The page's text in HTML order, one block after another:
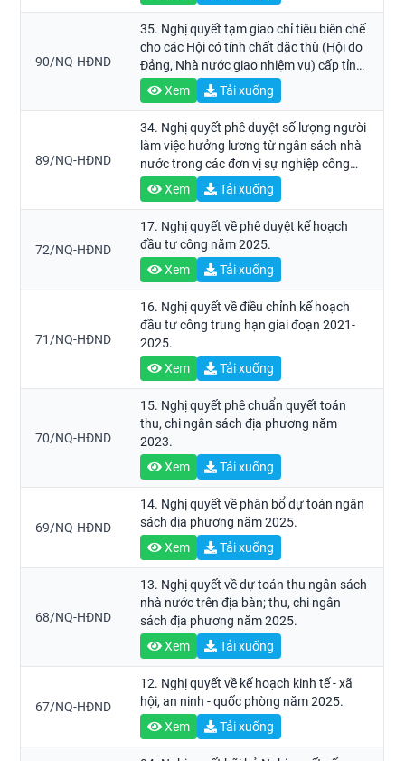
90/NQ-HĐND
35. Nghị quyết tạm giao chỉ tiêu biên chế
cho các Hội có tính chất đặc thù (Hội do
Đảng, Nhà nước giao nhiệm vụ) cấp tỉnh
năm 2025.
Xem Tải xuống
89/NQ-HĐND
34. Nghị quyết phê duyệt số lượng người
làm việc hưởng lương từ ngân sách nhà
nước trong các đơn vị sự nghiệp công
lập thuộc tỉnh năm 2025.
Xem Tải xuống
72/NQ-HĐND
17. Nghị quyết về phê duyệt kế hoạch
đầu tư công năm 2025.
Xem
Tải xuống
71/NQ-HĐND
16. Nghị quyết về điều chỉnh kế hoạch
đầu tư công trung hạn giai đoạn 2021-
2025.
Xem
Tải xuống
70/NQ-HĐND
15. Nghị quyết phê chuẩn quyết toán
thu, chi ngân sách địa phương năm
2023.
Xem
Tải xuống
69/NQ-HĐND
14. Nghị quyết về phân bổ dự toán ngân
sách địa phương năm 2025.
Xem
Tải xuống
68/NQ-HĐND
13. Nghị quyết về dự toán thu ngân sách
nhà nước trên địa bàn; thu, chi ngân
sách địa phương năm 2025.
Xem
Tải xuống
67/NQ-HĐND
12. Nghị quyết về kế hoạch kinh tế - xã
hội, an ninh - quốc phòng năm 2025.
Xem
Tải xuống